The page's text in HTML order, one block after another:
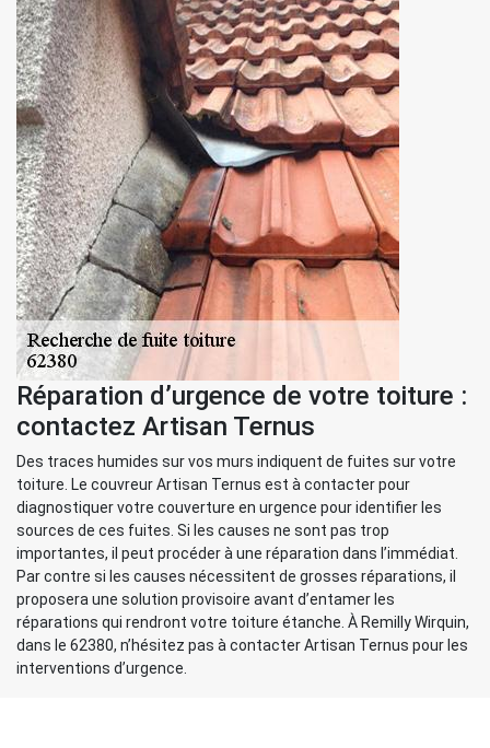
Réparation d’urgence de votre toiture :
contactez Artisan Ternus
Des traces humides sur vos murs indiquent de fuites sur votre
toiture. Le couvreur Artisan Ternus est à contacter pour
diagnostiquer votre couverture en urgence pour identifier les
sources de ces fuites. Si les causes ne sont pas trop
importantes, il peut procéder à une réparation dans l’immédiat.
Par contre si les causes nécessitent de grosses réparations, il
proposera une solution provisoire avant d’entamer les
réparations qui rendront votre toiture étanche. À Remilly Wirquin,
dans le 62380, n’hésitez pas à contacter Artisan Ternus pour les
interventions d’urgence.